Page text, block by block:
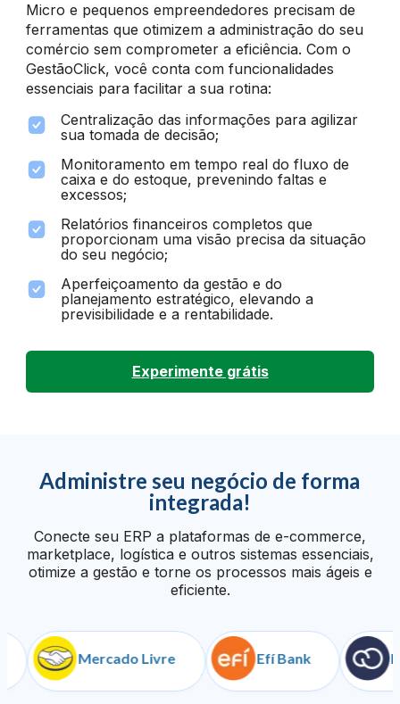
Micro e pequenos empreendedores precisam de
ferramentas que otimizem a administração do seu
comércio sem comprometer a eficiência. Com o
GestãoClick, você conta com funcionalidades
essenciais para facilitar a sua rotina:
Centralização das informações para agilizar
sua tomada de decisão;
Monitoramento em tempo real do fluxo de
caixa e do estoque, prevenindo faltas e
excessos;
Relatórios financeiros completos que
proporcionam uma visão precisa da situação
do seu negócio;
Aperfeiçoamento da gestão e do
planejamento estratégico, elevando a
previsibilidade e a rentabilidade.
Experimente grátis
Administre seu negócio de forma
integrada!
Conecte seu ERP a plataformas de e-commerce,
marketplace, logística e outros sistemas essenciais,
otimize a gestão e torne os processos mais ágeis e
eficiente.
Mercado Livre Efí Bank